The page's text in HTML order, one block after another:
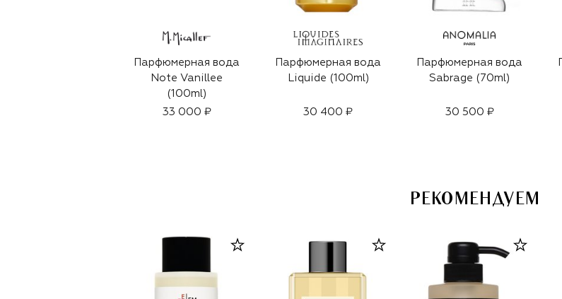
Парфюмерная вода
Note Vanillee
(100ml)
33 000 ₽
Парфюмерная вода
Liquide (100ml)
30 400 ₽
Парфюмерная вода
Sabrage (70ml)
30 500 ₽
РЕКОМЕНДУЕМ